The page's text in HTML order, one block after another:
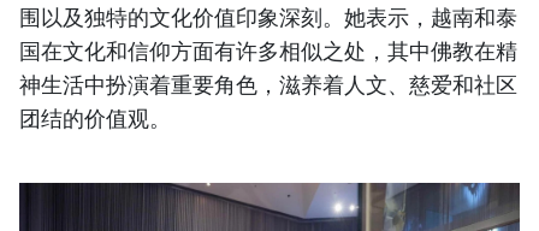
围以及独特的文化价值印象深刻。她表示，越南和泰
国在文化和信仰方面有许多相似之处，其中佛教在精
神生活中扮演着重要角色，滋养着人文、慈爱和社区
团结的价值观。